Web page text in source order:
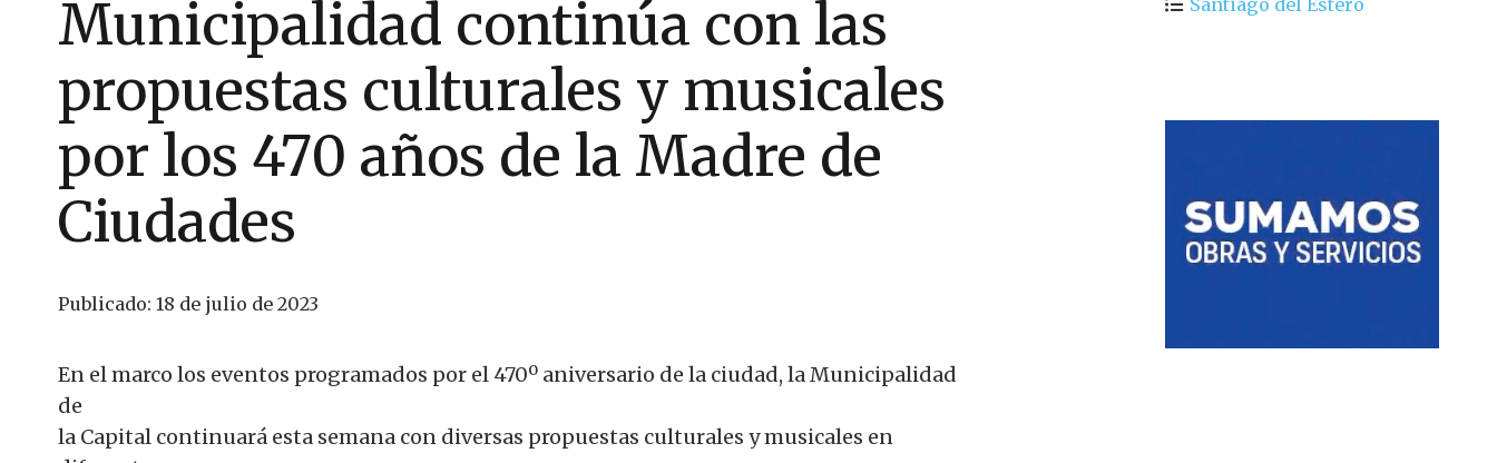
Municipalidad continúa con las
propuestas culturales y musicales
por los 470 años de la Madre de
Ciudades
Publicado: 18 de julio de 2023
En el marco los eventos programados por el 470º aniversario de la ciudad, la Municipalidad
de
la Capital continuará esta semana con diversas propuestas culturales y musicales en
Santiago del Estero